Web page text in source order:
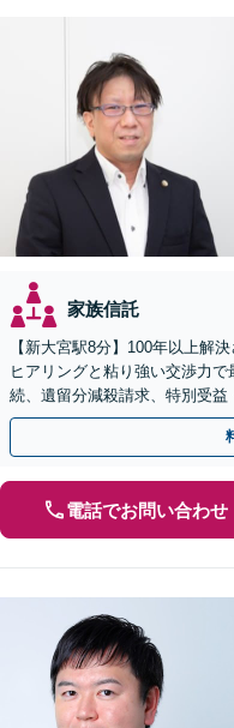
家族信託
【新大宮駅8分】100年以上解
ヒアリングと粘り強い交渉力
続、遺留分減殺請求、特別受
績多数。遺言書作成もお任せ
電話でお問い合わせ